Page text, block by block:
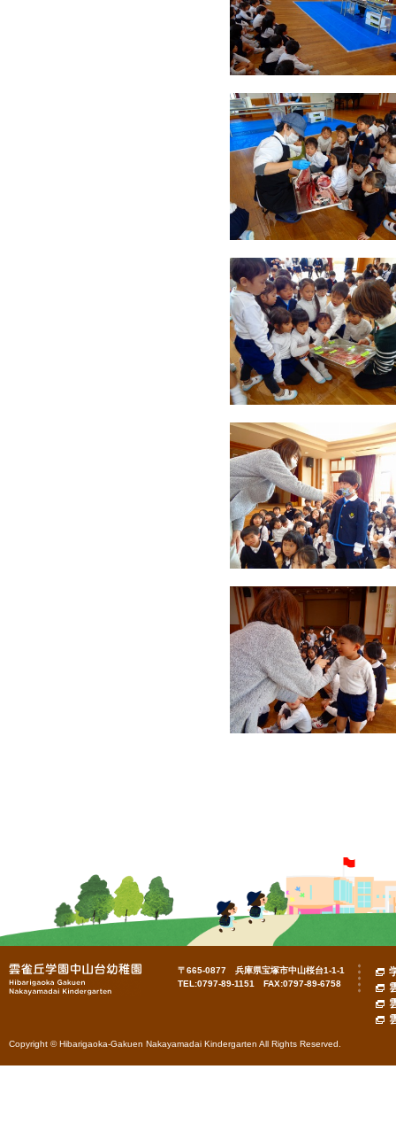
〒665-0877 兵庫県宝塚市中山桜台1-1-1
TEL:0797-89-1151 FAX:0797-89-6758
Copyright © Hibarigaoka-Gakuen Nakayamadai Kindergarten All Rights Reserved.